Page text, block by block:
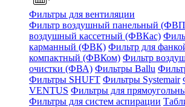
Фильтры для вентиляции
Фильтр воздушный панельный
воздушный кассетный (ФВКас)
карманный (ФВК) Фильтр для
компактный (ФВКом) Фильтр
очистки (ФВА) Фильтры Ballu
Фильтры SHUFT Фильтры Systemair
VENTUS Фильтры для
Фильтры для систем аспирации